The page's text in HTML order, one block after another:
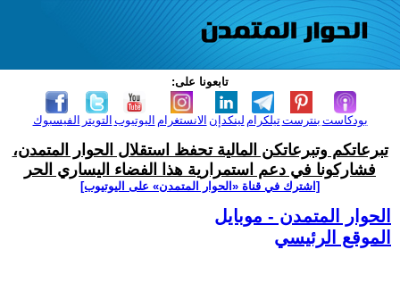
تابعونا على:
الفيسبوك التويتر اليوتيوب الانستغرام لينكدإن تيلكرامبنترست بودكاست
تبرعاتكم وتبرعاتكن المالية تحفظ استقلال الحوار المتمدن،
فشاركونا في دعم استمرارية هذا الفضاء اليساري الحر
[اشترك في قناة ‫«الحوار المتمدن» على اليوتيوب]
الحوار المتمدن - موبايل
الموقع الرئيسي